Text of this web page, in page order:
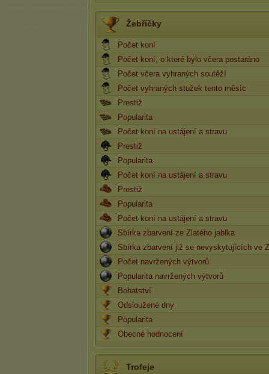
Žebříčky
Počet koní
Počet koní, o které bylo včera postaráno
Počet včera vyhraných soutěží
Počet vyhraných stužek tento měsíc
Prestiž
Popularita
Počet koní na ustájení a stravu
Prestiž
Popularita
Počet koní na ustájení a stravu
Prestiž
Popularita
Počet koní na ustájení a stravu
Sbírka zbarvení ze Zlatého jablka
Sbírka zbarvení již se nevyskytujících ve
Počet navržených výtvorů
Popularita navržených výtvorů
Bohatství
Odsloužené dny
Popularita
Obecné hodnocení
Trofeje